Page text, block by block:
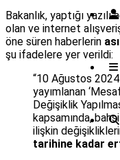
Bakanlık, yaptığı
olan ve internet
öne süren haberlerin
şu ifadelere yer verildi:
“10 Ağustos
yayımlanan
Değişiklik
kapsamında,
ilişkin
tarihine kadar